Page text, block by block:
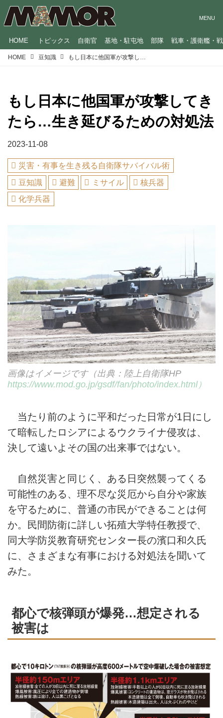
HOME トピックス 自衛官 基地・駐屯地 部隊 戦車・護衛艦・
HOME 豆知識
もし日本に他国軍が攻撃してき
たら…生き延びるための対処法
2023-11-08
災害・有事を生き残る自衛隊サバイバル術
豆知識
避難 ミサイル
核兵器
化学兵器
画像はイメージです（出典：陸上自衛隊HP
https://www.mod.go.jp/gsdf/fan/photo/index.html）
当たり前のように平和だった日常が1日にし
て暗転したロシアによるウクライナ侵攻は、
決して遠いよその国の出来事ではない。
自然災害と同じく、ある日突然襲ってくる
可能性のある、理不尽な災厄から自分や家族
を守るために、普通の市民ができることは何
か。民間防衛に詳しい拓殖大学特任教授で、
同大学防災教育研究センター長の濱口和久氏
に、さまざまな有事における対処法を聞いて
みた。
都心で核弾頭が爆発…想定される
被害は